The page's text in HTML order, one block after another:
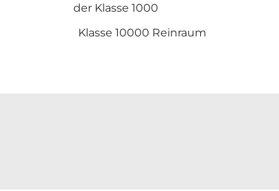
der Klasse 1000
Klasse 10000 Reinraum